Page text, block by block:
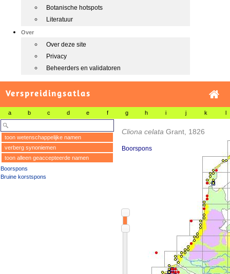
Botanische hotspots
Literatuur
Over
Over deze site
Privacy
Beheerders en validatoren
Verspreidingsatlas
a b c d e f g h i j k l
toon wetenschappelijke namen
verberg synoniemen
toon alleen geaccepteerde namen
Boorspons
Bruine korstspons
Cliona celata Grant, 1826
Boorspons